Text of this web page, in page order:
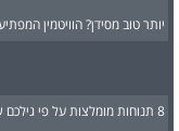
יותר טוב מסידן? הוויטמין
8 תנוחות מומלצות על פי גילכם שכדאי לנסות כבר הלילה במיטה